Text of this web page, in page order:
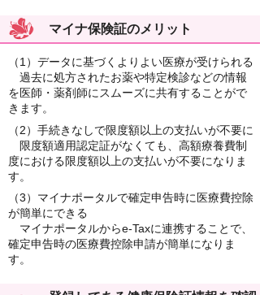
マイナ保険証のメリット
（1）データに基づくよりよい医療が受けられる
過去に処方されたお薬や特定検診などの情報
を医師・薬剤師にスムーズに共有することがで
きます。
（2）手続きなしで限度額以上の支払いが不要に
限度額適用認定証がなくても、高額療養費制
度における限度額以上の支払いが不要になりま
す。
（3）マイナポータルで確定申告時に医療費控除
が簡単にできる
マイナポータルからe-Taxに連携することで、
確定申告時の医療費控除申請が簡単になりま
す。